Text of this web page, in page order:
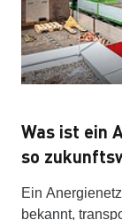
Was ist ein
so
Ein
bekannt,